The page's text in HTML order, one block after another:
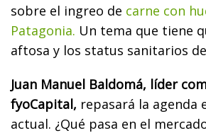
sobre el ingreo de carne con
Patagonia. Un tema que tiene
aftosa y los status sanitarios
Juan Manuel Baldomá, líder
fyoCapital, repasará la agenda
actual. ¿Qué pasa en el